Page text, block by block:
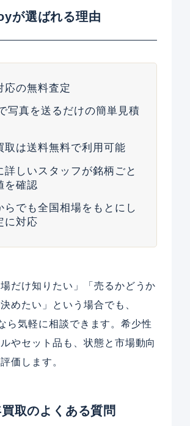
が選ばれる理由
応の無料査定
写真を送るだけの簡単見積
取は送料無料で利用可能
詳しいスタッフが銘柄ごと
を確認
らでも全国相場をもとにし
に対応
場だけ知りたい」「売るかどうか
めたい」という場合でも、
ら気軽に相談できます。希少性
やセット品も、状態と市場動向
価します。
取のよくある質問